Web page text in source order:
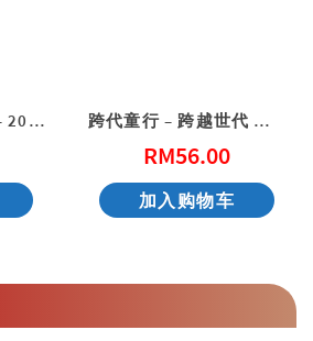
婚姻是暖心的城堡 – 20个微小行动，温暖了彼此的心 跨代童行 – 跨越世代 重拾童心
RM56.00
加入购物车